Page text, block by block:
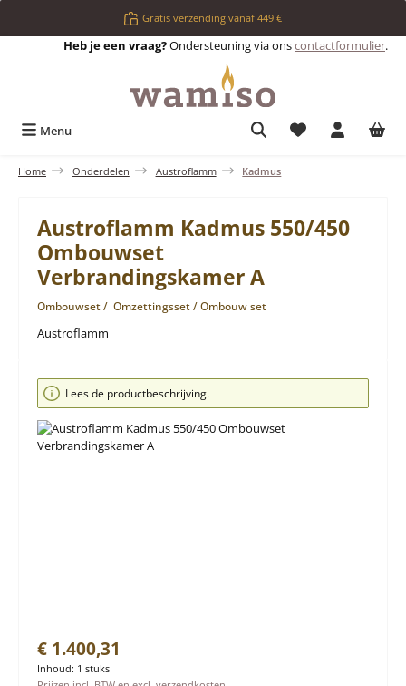
Ga naar de hoofdinhoudGratis verzending vanaf 449 €
Heb je een vraag?Ondersteuning via onscontactformulier.
Menu Je hebt 0 items
Home Onderdelen Austroflamm Kadmus
Austroflamm Kadmus 550/450
Ombouwset
Verbrandingskamer A
Ombouwset / Omzettingsset / Ombouw set
Austroflamm
Afbeeldingengalerij overslaan
Lees de productbeschrijving.
Normale prijs:
€ 1.400,31
Inhoud: 1 stuks